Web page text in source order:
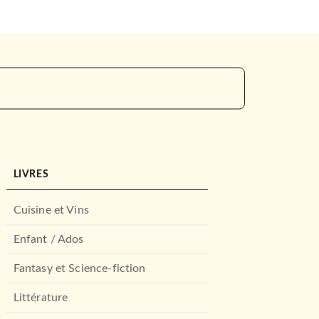
LIVRES
Cuisine et Vins
Enfant / Ados
Fantasy et Science-fiction
Littérature